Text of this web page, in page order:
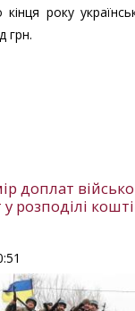
року
грн.
доплат
розподілі